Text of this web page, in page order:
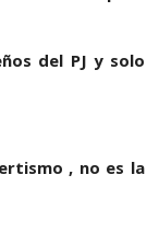
del PJ y solo
, no es la